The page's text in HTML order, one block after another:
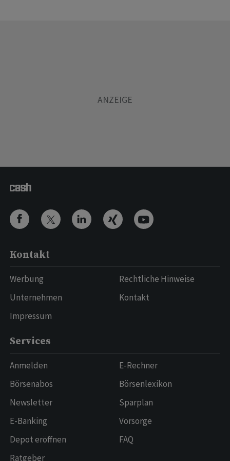
Kontakt
Werbung
Unternehmen
Impressum
Rechtliche Hinweise
Kontakt
Services
Anmelden
Börsenabos
Newsletter
E-Banking
Depot eröffnen
Ratgeber
E-Rechner
Börsenlexikon
Sparplan
Vorsorge
FAQ